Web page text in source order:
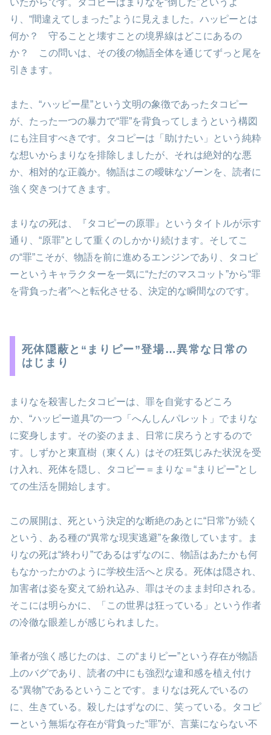
いたからです。タコピーはまりなを“倒した”というよ
り、“間違えてしまった”ように見えました。ハッピーとは
何か？ 守ることと壊すことの境界線はどこにあるの
か？ この問いは、その後の物語全体を通じてずっと尾を
引きます。
また、“ハッピー星”という文明の象徴であったタコピー
が、たった一つの暴力で“罪”を背負ってしまうという構図
にも注目すべきです。タコピーは「助けたい」という純粋
な想いからまりなを排除しましたが、それは絶対的な悪
か、相対的な正義か。物語はこの曖昧なゾーンを、読者に
強く突きつけてきます。
まりなの死は、『タコピーの原罪』というタイトルが示す
通り、“原罪”として重くのしかかり続けます。そしてこ
の“罪”こそが、物語を前に進めるエンジンであり、タコピ
ーというキャラクターを一気に“ただのマスコット”から“罪
を背負った者”へと転化させる、決定的な瞬間なのです。
死体隠蔽と“まりピー”登場…異常な日常の
はじまり
まりなを殺害したタコピーは、罪を自覚するどころ
か、“ハッピー道具”の一つ「へんしんパレット」でまりな
に変身します。その姿のまま、日常に戻ろうとするので
す。しずかと東直樹（東くん）はその狂気じみた状況を受
け入れ、死体を隠し、タコピー＝まりな＝“まりピー”とし
ての生活を開始します。
この展開は、死という決定的な断絶のあとに“日常”が続く
という、ある種の“異常な現実逃避”を象徴しています。ま
りなの死は“終わり”であるはずなのに、物語はあたかも何
もなかったかのように学校生活へと戻る。死体は隠され、
加害者は姿を変えて紛れ込み、罪はそのまま封印される。
そこには明らかに、「この世界は狂っている」という作者
の冷徹な眼差しが感じられました。
筆者が強く感じたのは、この“まりピー”という存在が物語
上のバグであり、読者の中にも強烈な違和感を植え付け
る“異物”であるということです。まりなは死んでいるの
に、生きている。殺したはずなのに、笑っている。タコピ
ーという無垢な存在が背負った“罪”が、言葉にならない不